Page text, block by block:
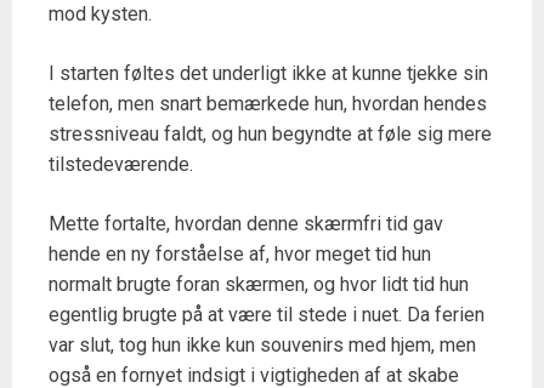
mod kysten.
I starten føltes det underligt ikke at kunne tjekke sin
telefon, men snart bemærkede hun, hvordan hendes
stressniveau faldt, og hun begyndte at føle sig mere
tilstedeværende.
Mette fortalte, hvordan denne skærmfri tid gav
hende en ny forståelse af, hvor meget tid hun
normalt brugte foran skærmen, og hvor lidt tid hun
egentlig brugte på at være til stede i nuet. Da ferien
var slut, tog hun ikke kun souvenirs med hjem, men
også en fornyet indsigt i vigtigheden af at skabe